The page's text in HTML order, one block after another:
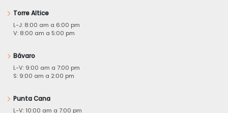
Torre Altice
L-J: 8:00 am a 6:00 pm
V: 8:00 am a 5:00 pm
Bávaro
L-V: 9:00 am a 7:00 pm
S: 9:00 am a 2:00 pm
Punta Cana
L-V: 10:00 am a 7:00 pm